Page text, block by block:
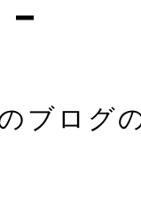
ブログ